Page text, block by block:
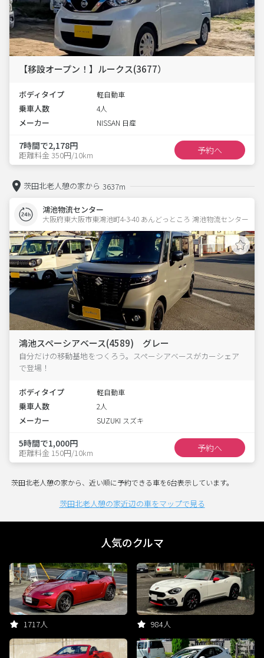
【移設オープン！】ルークス(3677）
ボディタイプ 軽自動車
乗車人数 4人
メーカー NISSAN 日産
7時間で2,178円
距離料金 350円/10km 予約へ
茨田北老人憩の家から 3637m
鴻池物流センター
大阪府東大阪市東鴻池町4-3-40 あんどっところ 鴻池物流センター
鴻池スペーシアベース(4589) グレー
自分だけの移動基地をつくろう。スペーシアベースがカーシェア
で登場！
ボディタイプ 軽自動車
乗車人数 2人
メーカー SUZUKI スズキ
5時間で1,000円
距離料金 150円/10km 予約へ
茨田北老人憩の家から、近い順に予約できる車を6台表示しています。
茨田北老人憩の家近辺の車をマップで見る
人気のクルマ
1717人 984人